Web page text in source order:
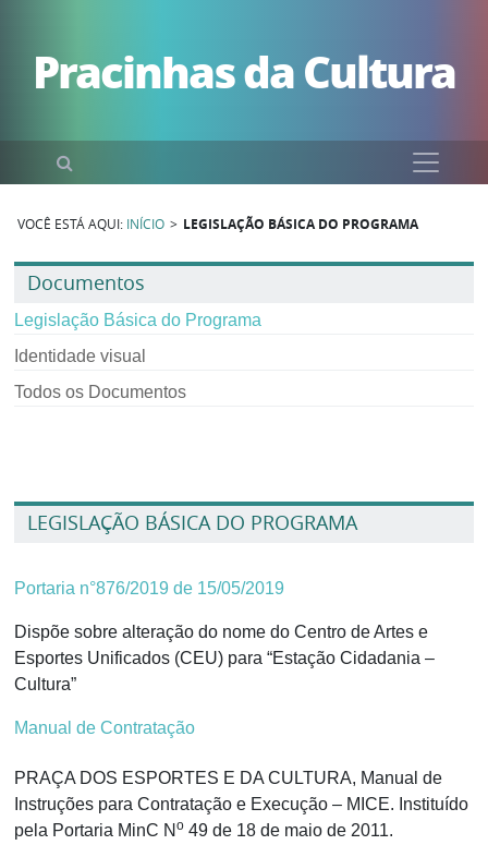
Pracinhas da Cultura
VOCÊ ESTÁ AQUI: INÍCIO > LEGISLAÇÃO BÁSICA DO PROGRAMA
Documentos
Legislação Básica do Programa
Identidade visual
Todos os Documentos
LEGISLAÇÃO BÁSICA DO PROGRAMA
Portaria n°876/2019 de 15/05/2019
Dispõe sobre alteração do nome do Centro de Artes e
Esportes Unificados (CEU) para “Estação Cidadania –
Cultura”
Manual de Contratação
PRAÇA DOS ESPORTES E DA CULTURA, Manual de
Instruções para Contratação e Execução – MICE. Instituído
pela Portaria MinC N o 49 de 18 de maio de 2011.